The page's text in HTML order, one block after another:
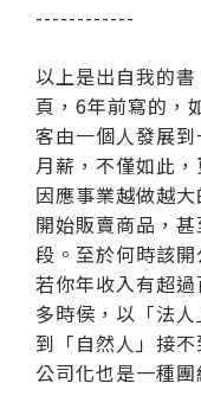
------------
以上是出自我的
頁，6年前寫的，
客由一個人發展
月薪，不僅如此
因應事業越做越
開始販賣商品，
段。至於何時該
若你年收入有超
多時侯，以「法
到「自然人」接
公司化也是一種團